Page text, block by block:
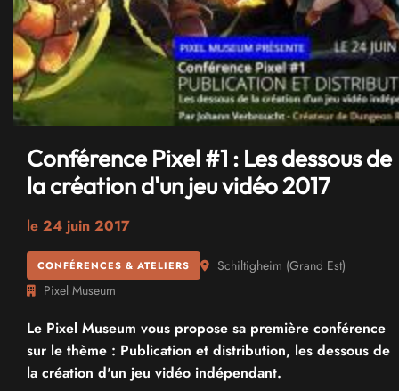
Conférence Pixel #1 : Les dessous de
la création d'un jeu vidéo 2017
le 24 juin 2017
CONFÉRENCES & ATELIERS Schiltigheim (Grand Est)
Pixel Museum
Le Pixel Museum vous propose sa première conférence
sur le thème : Publication et distribution, les dessous de
la création d'un jeu vidéo indépendant.